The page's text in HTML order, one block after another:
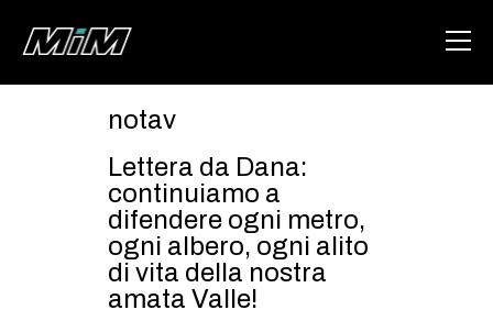
ABOUT
AREA
DEGENERAZIONE
GAZA FREESTYLE
notav
Lettera da Dana:
continuiamo a
difendere ogni metro,
ogni albero, ogni alito
di vita della nostra
amata Valle!